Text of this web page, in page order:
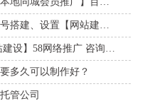
多久可以制作好？
管公司